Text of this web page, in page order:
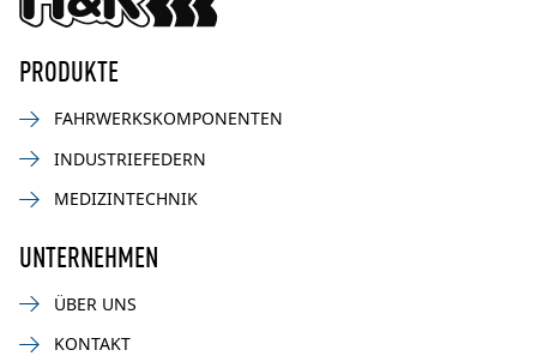
PRODUKTE
FAHRWERKSKOMPONENTEN
INDUSTRIEFEDERN
MEDIZINTECHNIK
UNTERNEHMEN
ÜBER UNS
KONTAKT